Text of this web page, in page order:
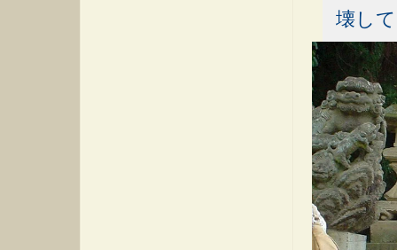
壊し